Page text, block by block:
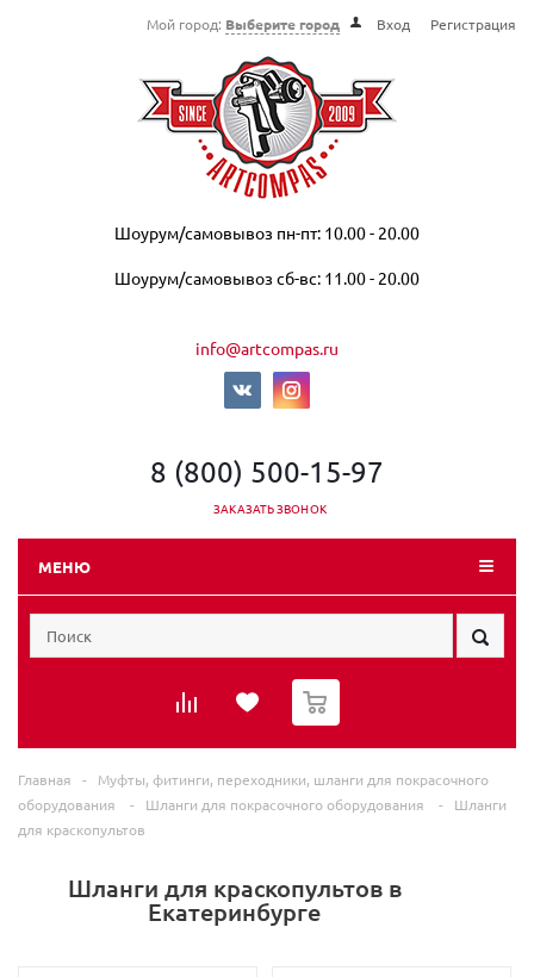
Мой город: Выберите город Вход Регистрация
Шоурум/самовывоз пн-пт: 10.00 - 20.00
Шоурум/самовывоз сб-вс: 11.00 - 20.00
info@artcompas.ru
8 (800) 500-15-97
ЗАКАЗАТЬ ЗВОНОК
МЕНЮ
0
Главная -
Муфты, фитинги, переходники, шланги для покрасочного
оборудования
- Шланги для покрасочного оборудования -
Шланги
для краскопультов
Шланги для краскопультов в
Екатеринбурге